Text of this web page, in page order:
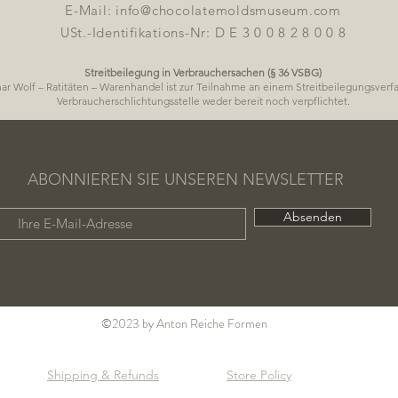
E-Mail: info@chocolatemoldsmuseum.com
USt.-Identifikations-Nr: D E 3 0 0 8 2 8 0 0 8
Streitbeilegung in Verbrauchersachen (§ 36 VSBG)
Wolf – Ratitäten – Warenhandel ist zur Teilnahme an einem
Verbraucherschlichtungsstelle weder bereit noch verpflichtet.
ABONNIEREN SIE UNSEREN NEWSLETTER
Absenden
Shipping & Refunds Store Policy
©2023 by Anton Reiche Formen